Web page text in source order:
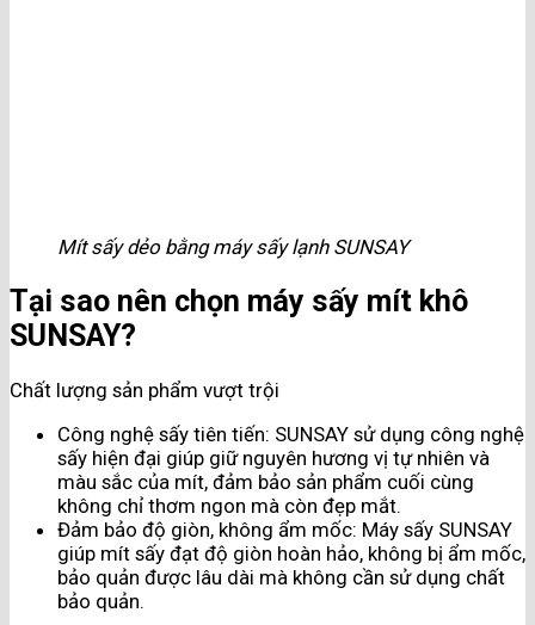
Mít sấy dẻo bằng máy sấy lạnh SUNSAY
Tại sao nên chọn máy sấy mít khô
SUNSAY?
Chất lượng sản phẩm vượt trội
Công nghệ sấy tiên tiến: SUNSAY sử dụng công nghệ
sấy hiện đại giúp giữ nguyên hương vị tự nhiên và
màu sắc của mít, đảm bảo sản phẩm cuối cùng
không chỉ thơm ngon mà còn đẹp mắt.
Đảm bảo độ giòn, không ẩm mốc: Máy sấy SUNSAY
giúp mít sấy đạt độ giòn hoàn hảo, không bị ẩm mốc,
bảo quản được lâu dài mà không cần sử dụng chất
bảo quản.